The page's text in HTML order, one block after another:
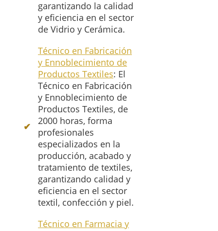
garantizando la calidad
y eficiencia en el sector
de Vidrio y Cerámica.
Técnico en Fabricación
y Ennoblecimiento de
Productos Textiles: El
Técnico en Fabricación
y Ennoblecimiento de
Productos Textiles, de
2000 horas, forma
profesionales
especializados en la
producción, acabado y
tratamiento de textiles,
garantizando calidad y
eficiencia en el sector
textil, confección y piel.
Técnico en Farmacia y